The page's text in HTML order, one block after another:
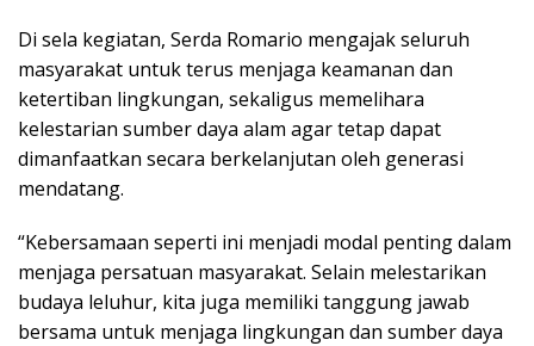
Di sela kegiatan, Serda Romario mengajak seluruh
masyarakat untuk terus menjaga keamanan dan
ketertiban lingkungan, sekaligus memelihara
kelestarian sumber daya alam agar tetap dapat
dimanfaatkan secara berkelanjutan oleh generasi
mendatang.
“Kebersamaan seperti ini menjadi modal penting dalam
menjaga persatuan masyarakat. Selain melestarikan
budaya leluhur, kita juga memiliki tanggung jawab
bersama untuk menjaga lingkungan dan sumber daya